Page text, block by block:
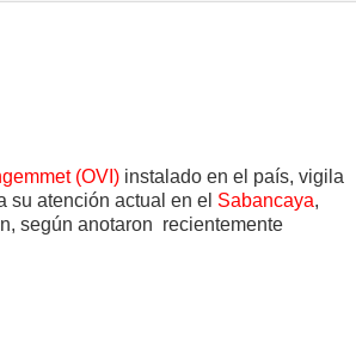
(OVI) instalado en el país, vigila
su atención actual en el Sabancaya,
según anotaron recientemente